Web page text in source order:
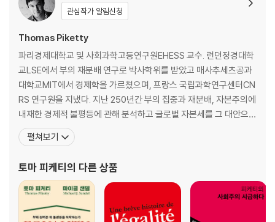
제9장 삼원사회와 식민주의: 유라시아의 궤도
제3부 20세기의 거대한 전환
제10장 소유자사회의 위기
제11장 사민주의사회들: 미완의 평등
제12장 공산주의사회와 포스트공산주의사회
제13장 하이퍼자본주의: 현대성과 의고주의 사이에서
제4부 정치적 갈등의 차원들을 다시 사유하기
제14장 경계와 소유: 평등의 건설
제15장 브라만 좌파: 미국과 유럽의 새로운 균열
제16장 사회토착주의: 포스트식민적인 정체성주의의 덫
제17장 21세기 참여사회주의를 위한 요소들
관심작가 알림신청
Thomas Piketty
파리경제대학교 및 사회과학고등연구원EHESS 교수. 런던정경대학
교LSE에서 부의 재분배 연구로 박사학위를 받았고 매사추세츠공과
대학교MIT에서 경제학을 가르쳤으며, 프랑스 국립과학연구센터CN
RS 연구원을 지냈다. 지난 250년간 부의 집중과 재분배, 자본주의에
내재한 경제적 불평등에 관해 분석하고 글로벌 자본세를 그 대안으로
제시한 책 《21세기 자본》으로 전 세계 경제학계의 찬사를 받으며 ‘21
세기의 마르크스’로 불렸다. 2013년에는 유럽 경제 연구에 탁월한 기
대표저서로 《21세기 자본》, 《자본과 이데올로기
펼쳐보기
토마 피케티 의 다른 상품